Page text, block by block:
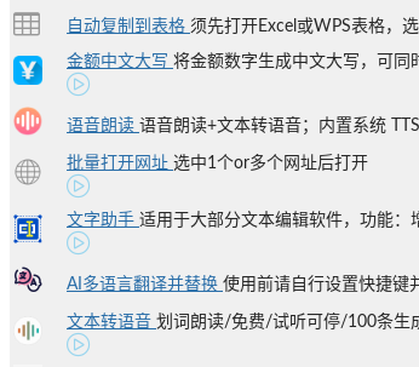
自动复制到表格 须先打开Excel或WPS表格，
金额中文大写 将金额数字生成中文大写，可同
语音朗读 语音朗读+文本转语音；内置系统
批量打开网址 选中1个or多个网址后打开
文字助手 适用于大部分文本编辑软件，功能：
AI多语言翻译并替换 使用前请自行设置快捷键
文本转语音 划词朗读/免费/试听可停/100条生